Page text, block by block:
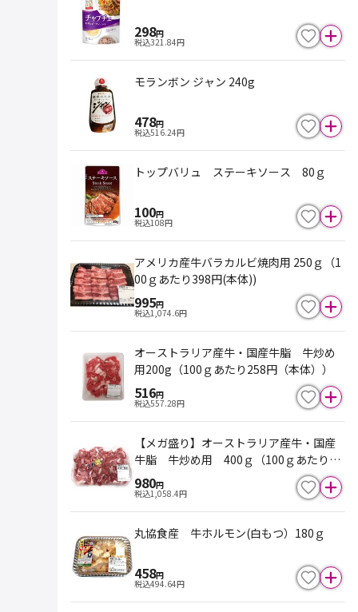
298円
税込321.84円
モランボン ジャン 240g
478円
税込516.24円
トップバリュ ステーキソース 80ｇ
100円
税込108円
アメリカ産牛バラカルビ焼肉用 250ｇ（1
00ｇあたり398円(本体))
995円
税込1,074.6円
オーストラリア産牛・国産牛脂 牛炒め
用200g（100ｇあたり258円（本体））
516円
税込557.28円
【メガ盛り】オーストラリア産牛・国産
牛脂 牛炒め用 400ｇ（100ｇあたり24
5円（本体））
980円
税込1,058.4円
丸協食産 牛ホルモン(白もつ）180ｇ
458円
税込494.64円